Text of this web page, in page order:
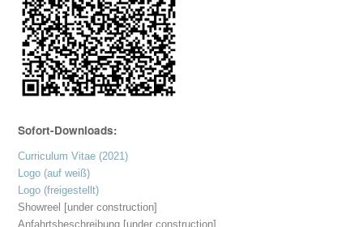
Sofort-Downloads:
Curriculum Vitae (2021)
Logo (auf weiß)
Logo (freigestellt)
Showreel [under construction]
Anfahrtsbeschreibung [under construction]